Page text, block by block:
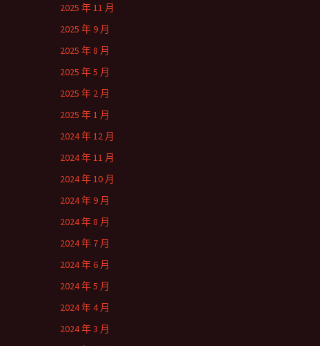
2025 年 11 月
2025 年 9 月
2025 年 8 月
2025 年 5 月
2025 年 2 月
2025 年 1 月
2024 年 12 月
2024 年 11 月
2024 年 10 月
2024 年 9 月
2024 年 8 月
2024 年 7 月
2024 年 6 月
2024 年 5 月
2024 年 4 月
2024 年 3 月